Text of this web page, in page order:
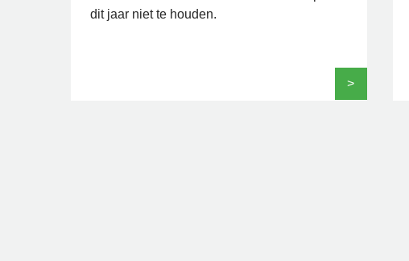
dit jaar niet te houden.
>